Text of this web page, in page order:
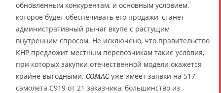
обновлённым конкурентам, и основным условием,
которое будет обеспечивать его продажи, станет
административный рычаг вкупе с растущим
внутренним спросом. Не исключено, что правительство
КНР предложит местным перевозчикам такие условия,
при которых закупки отечественной модели окажется
крайне выгодными. COMACуже имеет заявки на 517
самолёта C919 от 21 заказчика, большинство из